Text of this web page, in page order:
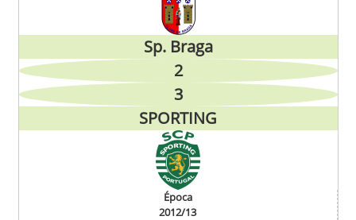
Sp. Braga
2
3
SPORTING
Época
2012/13